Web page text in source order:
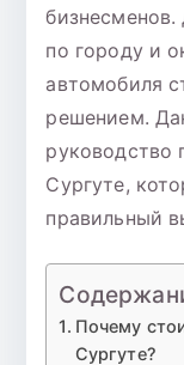
по городу и
автомобиля
решением.
руководство
Сургуте,
правильный
Почему
Сургуте?